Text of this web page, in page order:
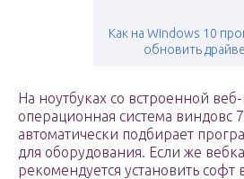
Как на Windows 10
обновить
На ноутбуках со встроенной
операционная система виндовс
автоматически подбирает
для оборудования. Если же
рекомендуется установить софт